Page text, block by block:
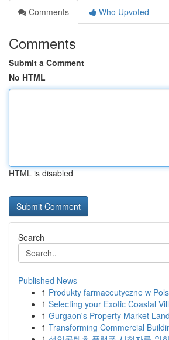
Comments
Who Upvoted
Comments
Submit a Comment
No HTML
HTML is disabled
Search
Published News
1 Produkty farmaceutyczne w
1 Selecting your Exotic Coastal
1 Gurgaon's Property Market
1 Transforming Commercial